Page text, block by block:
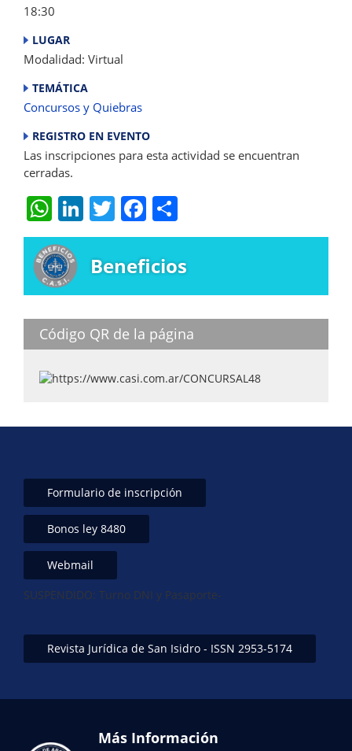
18:30
LUGAR
Modalidad: Virtual
TEMÁTICA
Concursos y Quiebras
REGISTRO EN EVENTO
Las inscripciones para esta actividad se encuentran
cerradas.
W
h
at
s
A
p
p
Li
n
k
e
dI
n
T
w
itt
er
F
a
c
e
b
o
o
k
h
ar
e
Beneficios
Código QR de la página
Formulario de inscripción
Bonos ley 8480
Webmail
SUSPENDIDO: Turno DNI y Pasaporte-
Revista Jurídica de San Isidro - ISSN 2953-5174
Más Información